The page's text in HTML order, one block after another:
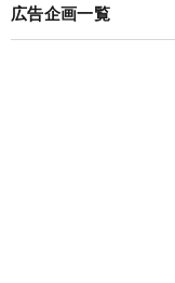
広告企画一覧